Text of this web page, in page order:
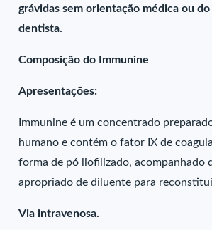
grávidas sem orientação médica ou
dentista.
Composição do Immunine
Apresentações:
Immunine é um concentrado
humano e contém o fator IX de
forma de pó liofilizado, acompanhado
apropriado de diluente para
Via intravenosa.